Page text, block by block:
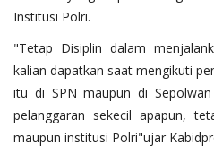
Institusi Polri.
"Tetap Disiplin dalam
kalian dapatkan saat mengikuti
itu di SPN maupun di
pelanggaran sekecil apapun,
maupun institusi Polri"ujar